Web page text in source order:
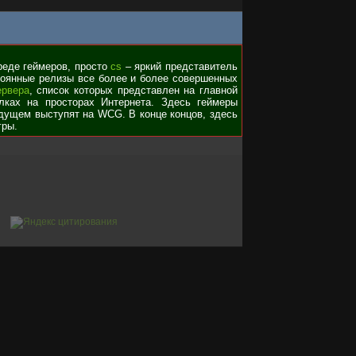
геймеров, простоcs – яркий представитель
релизы все более и более совершенных
, список которых представлен на главной
на просторах Интернета. Здесь геймеры
выступят на WCG. В конце концов, здесь